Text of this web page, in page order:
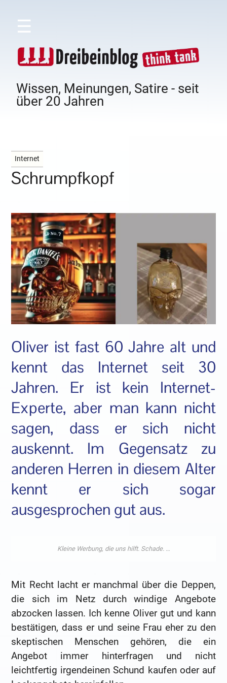
☰
Wissen, Meinungen, Satire - seit
über 20 Jahren
Internet
Schrumpfkopf
Oliver ist fast 60 Jahre alt und
kennt das Internet seit 30
Jahren. Er ist kein Internet-
Experte, aber man kann nicht
sagen, dass er sich nicht
auskennt. Im Gegensatz zu
anderen Herren in diesem Alter
kennt er sich sogar
ausgesprochen gut aus.
Mit Recht lacht er manchmal über die Deppen,
die sich im Netz durch windige Angebote
abzocken lassen. Ich kenne Oliver gut und kann
bestätigen, dass er und seine Frau eher zu den
skeptischen Menschen gehören, die ein
Angebot immer hinterfragen und nicht
leichtfertig irgendeinen Schund kaufen oder auf